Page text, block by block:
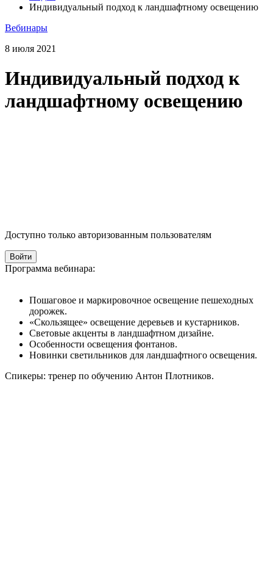
Индивидуальный подход к ландшафтному освещению
Вебинары
8 июля 2021
Индивидуальный подход к
ландшафтному освещению
Доступно только авторизованным пользователям
Войти
Программа вебинара:
Пошаговое и маркировочное освещение пешеходных
дорожек.
«Скользящее» освещение деревьев и кустарников.
Световые акценты в ландшафтном дизайне.
Особенности освещения фонтанов.
Новинки светильников для ландшафтного освещения.
Спикеры: тренер по обучению Антон Плотников.